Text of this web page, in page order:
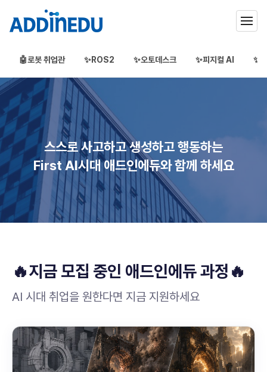
🤖로봇 취업관 ✨ROS2 ✨오토데스크 ✨피지컬 AI
애드인에듀
오프라인 부트캠프
부프캠프
스스로 사고하고 생성하고 행동하는
First AI시대 애드인에듀와 함께 하세요
🔥지금 모집 중인 애드인에듀 과정🔥
AI 시대 취업을 원한다면 지금 지원하세요